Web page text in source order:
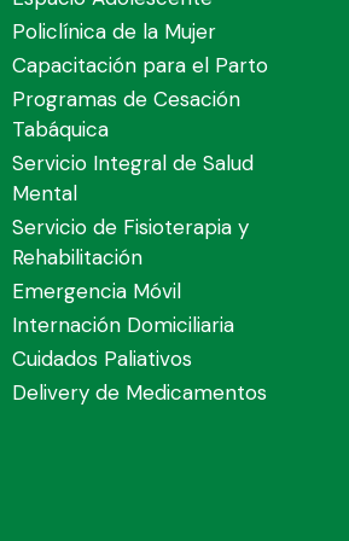
Policlínica de la Mujer
Capacitación para el Parto
Programas de Cesación
Tabáquica
Servicio Integral de Salud
Mental
Servicio de Fisioterapia y
Rehabilitación
Emergencia Móvil
Internación Domiciliaria
Cuidados Paliativos
Delivery de Medicamentos